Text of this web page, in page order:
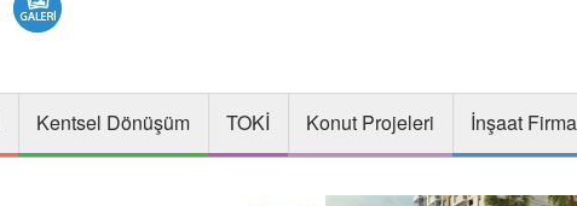
Kentsel Dönüşüm TOKİ Konut Projeleri İnşaat